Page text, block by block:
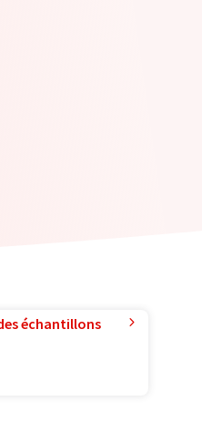
échantillons